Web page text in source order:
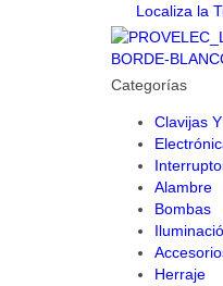
Localiza la
Categorías
Clavijas
Alambre
Bombas
Herraje